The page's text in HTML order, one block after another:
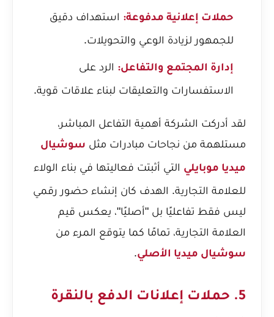
حملات إعلانية مدفوعة: استهداف دقيق
للجمهور لزيادة الوعي والتحويلات.
إدارة المجتمع والتفاعل: الرد على
الاستفسارات والتعليقات لبناء علاقات قوية.
لقد أدركت الشركة أهمية التفاعل المباشر،
مستلهمة من نجاحات مبادرات مثل سوشيال
ميديا موبايلي التي أثبتت فعاليتها في بناء الولاء
للعلامة التجارية. الهدف كان إنشاء حضور رقمي
ليس فقط تفاعليًا بل "أصليًا"، يعكس قيم
العلامة التجارية، تمامًا كما يتوقع المرء من
سوشيال ميديا الأصلي.
5. حملات إعلانات الدفع بالنقرة